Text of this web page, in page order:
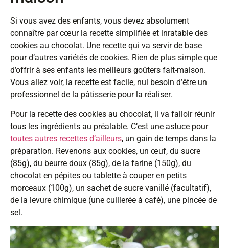
Si vous avez des enfants, vous devez absolument
connaître par cœur la recette simplifiée et inratable des
cookies au chocolat. Une recette qui va servir de base
pour d’autres variétés de cookies. Rien de plus simple que
d’offrir à ses enfants les meilleurs goûters fait-maison.
Vous allez voir, la recette est facile, nul besoin d’être un
professionnel de la pâtisserie pour la réaliser.
Pour la recette des cookies au chocolat, il va falloir réunir
tous les ingrédients au préalable. C’est une astuce pour
toutes autres recettes d’ailleurs, un gain de temps dans la
préparation. Revenons aux cookies, un œuf, du sucre
(85g), du beurre doux (85g), de la farine (150g), du
chocolat en pépites ou tablette à couper en petits
morceaux (100g), un sachet de sucre vanillé (facultatif),
de la levure chimique (une cuillerée à café), une pincée de
sel.